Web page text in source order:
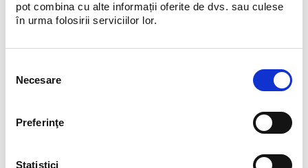
pot combina cu alte informații oferite de dvs. sau culese
în urma folosirii serviciilor lor.
consimțământului
Necesare
Preferinţe
Statistici
Schedule